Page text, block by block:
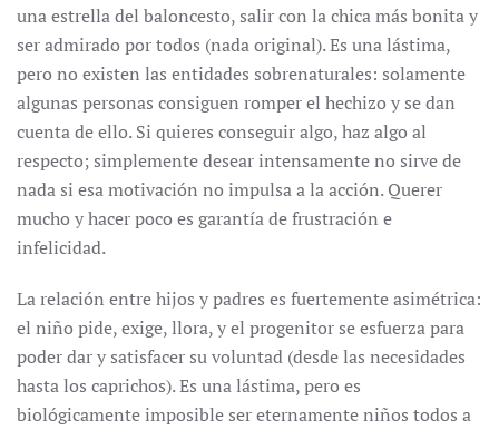
una estrella del baloncesto, salir con la chica más bonita y
ser admirado por todos (nada original). Es una lástima,
pero no existen las entidades sobrenaturales: solamente
algunas personas consiguen romper el hechizo y se dan
cuenta de ello. Si quieres conseguir algo, haz algo al
respecto; simplemente desear intensamente no sirve de
nada si esa motivación no impulsa a la acción. Querer
mucho y hacer poco es garantía de frustración e
infelicidad.
La relación entre hijos y padres es fuertemente asimétrica:
el niño pide, exige, llora, y el progenitor se esfuerza para
poder dar y satisfacer su voluntad (desde las necesidades
hasta los caprichos). Es una lástima, pero es
biológicamente imposible ser eternamente niños todos a